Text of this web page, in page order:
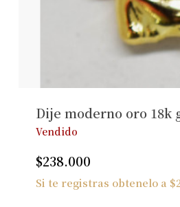
Dije moderno oro 18k
Vendido
$238.000
Si te registras obtenelo a $